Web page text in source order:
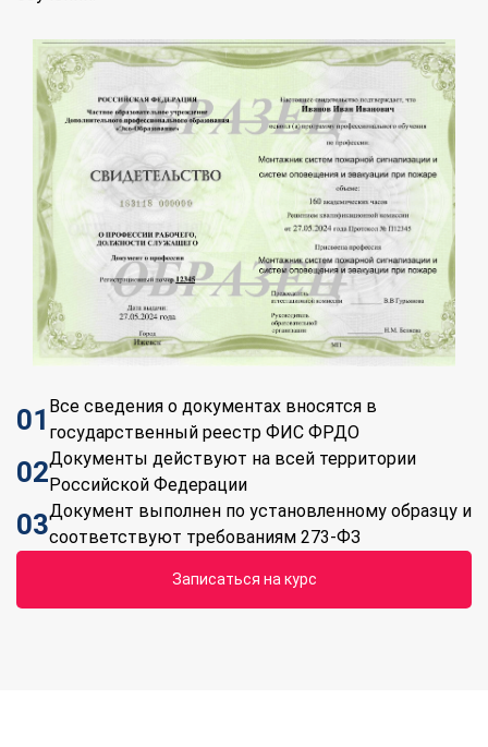
01 Все сведения о документах вносятся в
государственный реестр ФИС ФРДО
02Документы действуют на всей территории
Российской Федерации
03Документ выполнен по установленному образцу и
соответствуют требованиям 273-ФЗ
Записаться на курс